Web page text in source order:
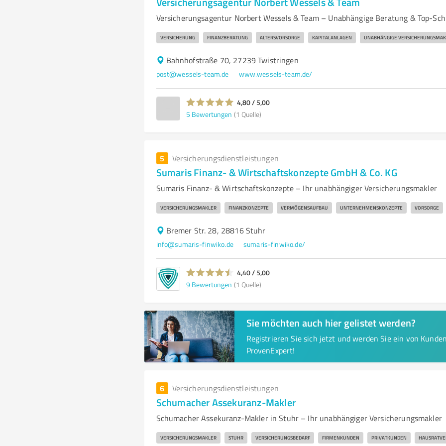
Versicherungsagentur Norbert Wessels & Team – Unabhängige Beratung & Top-
VERSICHERUNG FINANZBERATUNG ALTERSVORSORGE KAPITALANLAGEN UNABHÄNGIGE
Bahnhofstraße 70, 27239 Twistringen
post@wessels-team.de www.wessels-team.de/
4,80 / 5,00
5 Bewertungen (1 Quelle)
5 Versicherungsdienstleistungen
Sumaris Finanz- & Wirtschaftskonzepte GmbH & Co. KG
Sumaris Finanz- & Wirtschaftskonzepte – Ihr unabhängiger Versicherungsmakler
VERSICHERUNGSMAKLER FINANZKONZEPTE VERMÖGENSAUFBAU UNTERNEHMENSKONZEPTE VORSORGE
Bremer Str. 28, 28816 Stuhr
info@sumaris-finwiko.de sumaris-finwiko.de/
4,40 / 5,00
9 Bewertungen (1 Quelle)
Sie möchten auch hier gelistet werden?
Registrieren Sie sich jetzt und werden Sie ein von
ProvenExpert!
6 Versicherungsdienstleistungen
Schumacher Assekuranz-Makler
Schumacher Assekuranz-Makler in Stuhr – Ihr unabhängiger Versicherungsmakler
VERSICHERUNGSMAKLER STUHR VERSICHERUNGSBEDARF FIRMENKUNDEN PRIVATKUNDEN